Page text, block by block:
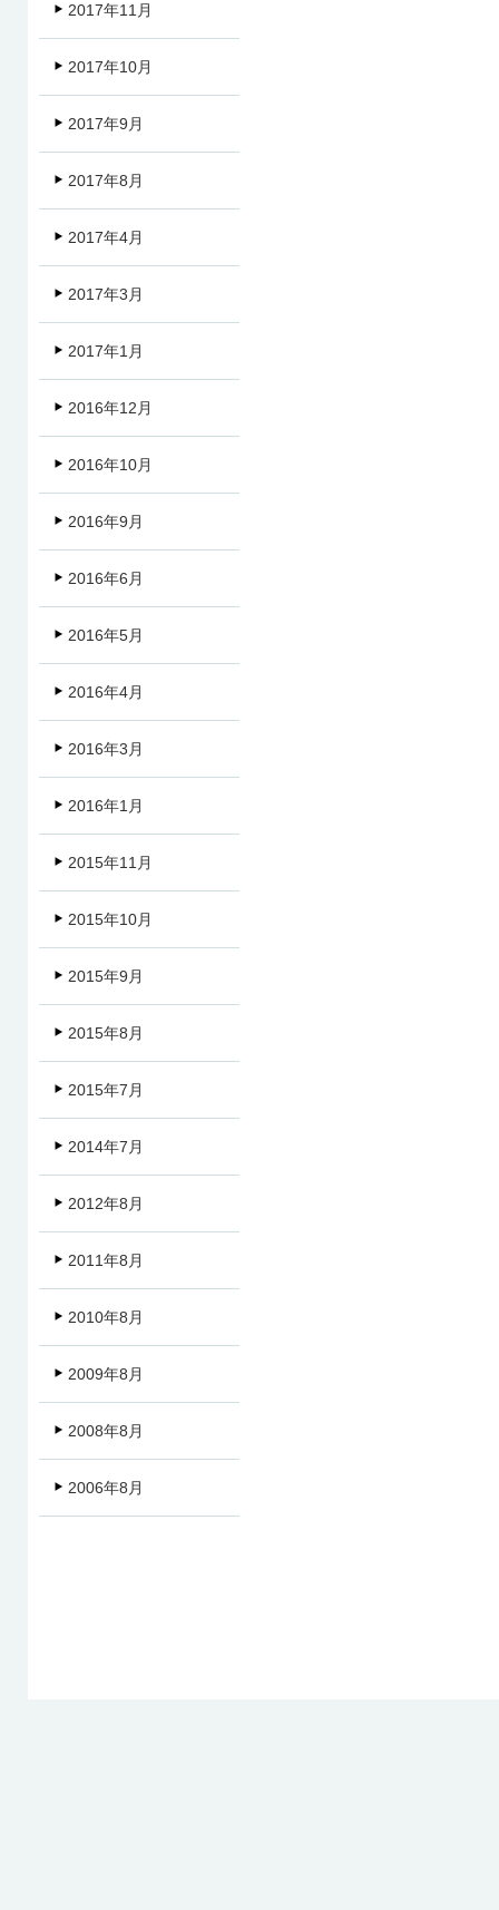
2017年11月
2017年10月
2017年9月
2017年8月
2017年4月
2017年3月
2017年1月
2016年12月
2016年10月
2016年9月
2016年6月
2016年5月
2016年4月
2016年3月
2016年1月
2015年11月
2015年10月
2015年9月
2015年8月
2015年7月
2014年7月
2012年8月
2011年8月
2010年8月
2009年8月
2008年8月
2006年8月